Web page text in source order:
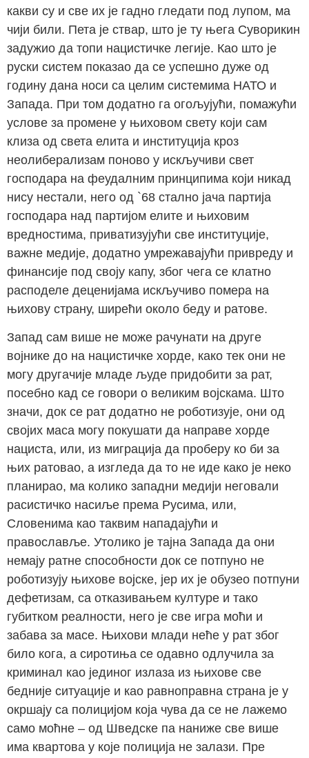
какви су и све их је гадно гледати под лупом, ма
чији били. Пета је ствар, што је ту њега Суворикин
задужио да топи нацистичке легије. Као што је
руски систем показао да се успешно дуже од
годину дана носи са целим системима НАТО и
Запада. При том додатно га огољујући, помажући
услове за промене у њиховом свету који сам
клиза од света елита и институција кроз
неолиберализам поново у искључиви свет
господара на феудалним принципима који никад
нису нестали, него од `68 стално јача партија
господара над партијом елите и њиховим
вредностима, приватизујући све институције,
важне медије, додатно умрежавајући привреду и
финансије под своју капу, због чега се клатно
расподеле деценијама искључиво помера на
њихову страну, ширећи около беду и ратове.
Запад сам више не може рачунати на друге
војнике до на нацистичке хорде, како тек они не
могу другачије младе људе придобити за рат,
посебно кад се говори о великим војскама. Што
значи, док се рат додатно не роботизује, они од
својих маса могу покушати да направе хорде
нациста, или, из миграција да проберу ко би за
њих ратовао, а изгледа да то не иде како је неко
планирао, ма колико западни медији неговали
расистичко насиље према Русима, или,
Словенима као таквим нападајући и
православље. Утолико је тајна Запада да они
немају ратне способности док се потпуно не
роботизују њихове војске, јер их је обузео потпуни
дефетизам, са отказивањем културе и тако
губитком реалности, него је све игра моћи и
забава за масе. Њихови млади неће у рат због
било кога, а сиротиња се одавно одлучила за
криминал као јединог излаза из њихове све
бедније ситуације и као равноправна страна је у
окршају са полицијом која чува да се не лажемо
само моћне – од Шведске па наниже све више
има квартова у које полиција не залази. Пре